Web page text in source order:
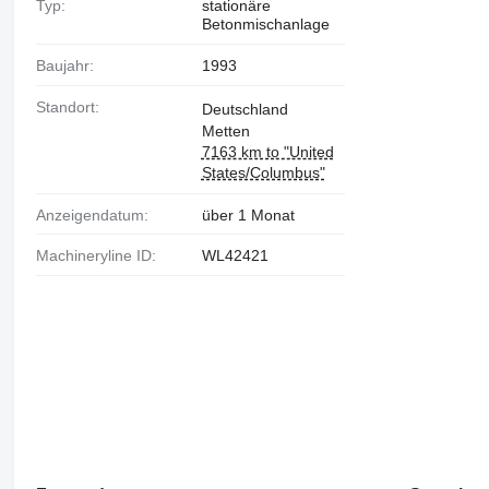
Typ:
stationäre
Betonmischanlage
Baujahr: 1993
Standort:
Deutschland
Metten
7163 km to "United
States/Columbus"
Anzeigendatum: über 1 Monat
Machineryline ID: WL42421